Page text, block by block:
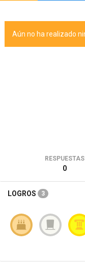
Aún no ha realizado
RESPUESTAS
0
LOGROS 3